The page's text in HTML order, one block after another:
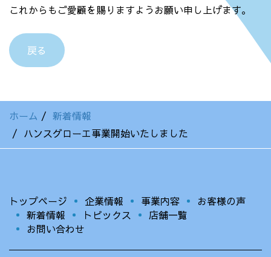
これからもご愛顧を賜りますようお願い申し上げます。
戻る
ホーム
新着情報
ハンスグローエ事業開始いたしました
トップページ 企業情報 事業内容
お客様の声
新着情報
トピックス
店舗一覧
お問い合わせ